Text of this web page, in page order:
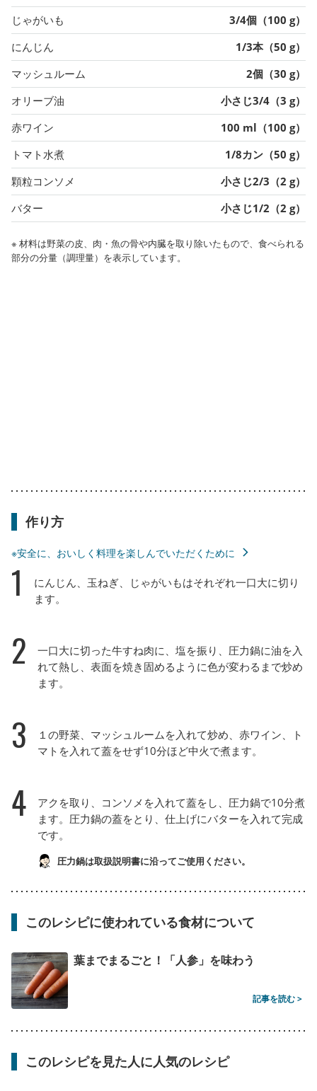
じゃがいも
3/4個（100 g）
にんじん
1/3本（50 g）
マッシュルーム
2個（30 g）
オリーブ油
小さじ3/4（3 g）
赤ワイン
100 ml（100 g）
トマト水煮
1/8カン（50 g）
顆粒コンソメ
小さじ2/3（2 g）
バター
小さじ1/2（2 g）
※ 材料は野菜の皮、肉・魚の骨や内臓を取り除いたもので、食べられる
部分の分量（調理量）を表示しています。
作り方
※安全に、おいしく料理を楽しんでいただくために
1
にんじん、玉ねぎ、じゃがいもはそれぞれ一口大に切り
ます。
2
一口大に切った牛すね肉に、塩を振り、圧力鍋に油を入
れて熱し、表面を焼き固めるように色が変わるまで炒め
ます。
3
１の野菜、マッシュルームを入れて炒め、赤ワイン、ト
マトを入れて蓋をせず10分ほど中火で煮ます。
4
アクを取り、コンソメを入れて蓋をし、圧力鍋で10分煮
ます。圧力鍋の蓋をとり、仕上げにバターを入れて完成
です。
圧力鍋は取扱説明書に沿ってご使用ください。
このレシピに使われている食材について
葉までまるごと！「人参」を味わう
記事を読む >
このレシピを見た人に人気のレシピ